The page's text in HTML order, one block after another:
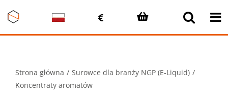
do
zawartości
Strona główna
Surowce dla branży NGP (E-Liquid)
Koncentraty aromatów